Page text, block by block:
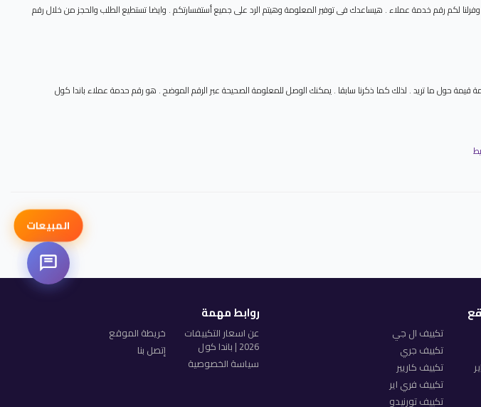
لكم رقم خدمة عملاء . هيساعدك فى توفير المعلومة وهيتم الرد على جميع أستفسارتكم . وايضا تستطيع الطلب والحجز من خلال رقم
قيمة حول ما تريد . لذلك كما ذكرنا سابقا . يمكنك الوصل للمعلومة الصحيحة عبر الرقم الموضح . هو رقم حدمة عملاء باندا كول
تكييف ال جي
تكييف جري
تكييف كاريير
تكييف فري اير
تكييف تورنيدو
روابط مهمة
عن اسعار التكييفات
2026 | باندا كول
سياسة الخصوصية
خريطة الموقع
إتصل بنا
المبيعات